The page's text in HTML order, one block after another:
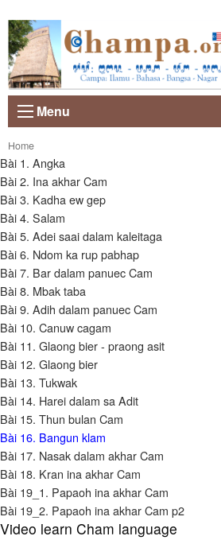
Menu
Current:
Home
Bài 1. Angka
Bài 2. Ina akhar Cam
Bài 3. Kadha ew gep
Bài 4. Salam
Bài 5. Adei saai dalam kaleitaga
Bài 6. Ndom ka rup pabhap
Bài 7. Bar dalam panuec Cam
Bài 8. Mbak taba
Bài 9. Adih dalam panuec Cam
Bài 10. Canuw cagam
Bài 11. Glaong bier - praong asit
Bài 12. Glaong bier
Bài 13. Tukwak
Bài 14. Harei dalam sa Adit
Bài 15. Thun bulan Cam
Bài 16. Bangun klam
Bài 17. Nasak dalam akhar Cam
Bài 18. Kran ina akhar Cam
Bài 19_1. Papaoh ina akhar Cam
Bài 19_2. Papaoh ina akhar Cam p2
Video learn Cham language